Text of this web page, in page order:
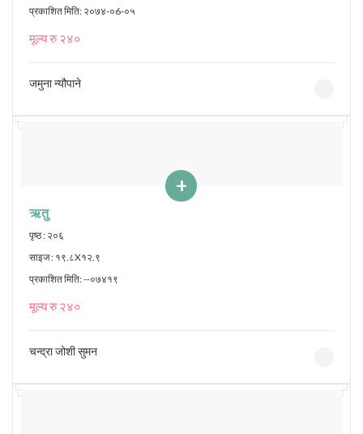
प्रकाशित मिति: २०७४-०6-०५
मूल्य रु २४०
जमुना न्यौपाने
+
ऋतु
पृष्ठ : २०६
साइज : १९.८X१२.९
प्रकाशित मिति: --०७४१९
मूल्य रु २४०
चन्द्रा जोशी सुमन